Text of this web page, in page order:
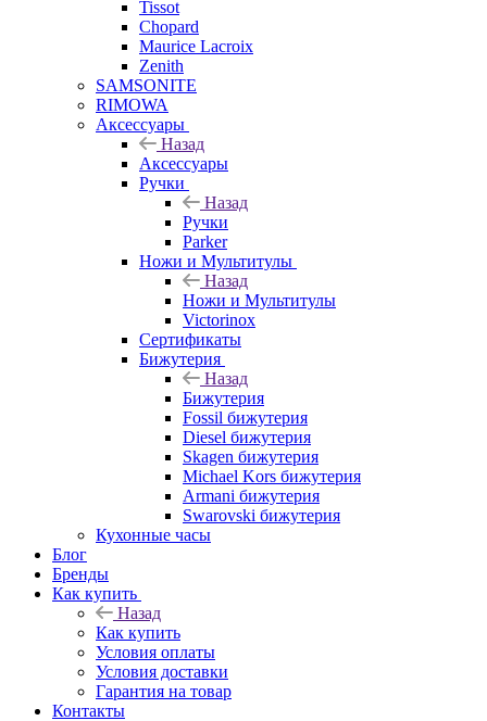
Tissot
Chopard
Maurice Lacroix
Zenith
SAMSONITE
RIMOWA
Аксессуары
Назад
Аксессуары
Ручки
Назад
Ручки
Parker
Ножи и Мультитулы
Назад
Ножи и Мультитулы
Victorinox
Сертификаты
Бижутерия
Назад
Бижутерия
Fossil бижутерия
Diesel бижутерия
Skagen бижутерия
Michael Kors бижутерия
Armani бижутерия
Swarovski бижутерия
Кухонные часы
Блог
Бренды
Как купить
Назад
Как купить
Условия оплаты
Условия доставки
Гарантия на товар
Контакты